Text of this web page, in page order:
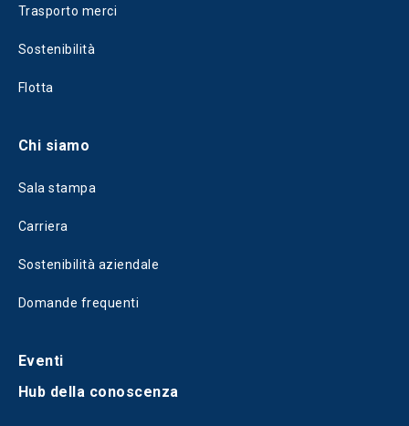
Trasporto merci
Sostenibilità
Flotta
Chi siamo
Sala stampa
Carriera
Sostenibilità aziendale
Domande frequenti
Eventi
Hub della conoscenza